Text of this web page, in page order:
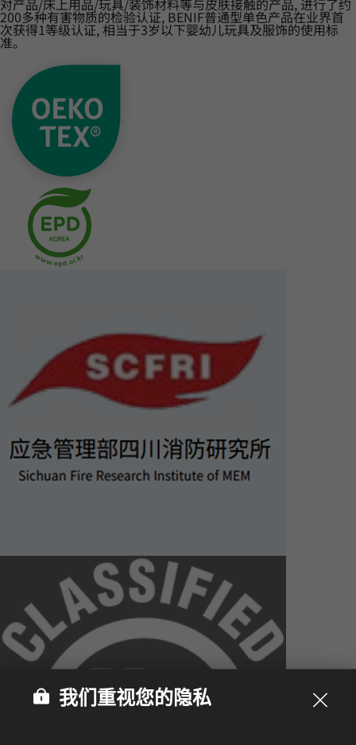
对产品/床上用品/玩具/装饰材料等与皮肤接触的产品, 进行了约
200多种有害物质的检验认证, BENIF普通型单色产品在业界首
次获得1等级认证, 相当于3岁以下婴幼儿玩具及服饰的使用标
准。
我们重视您的隐私